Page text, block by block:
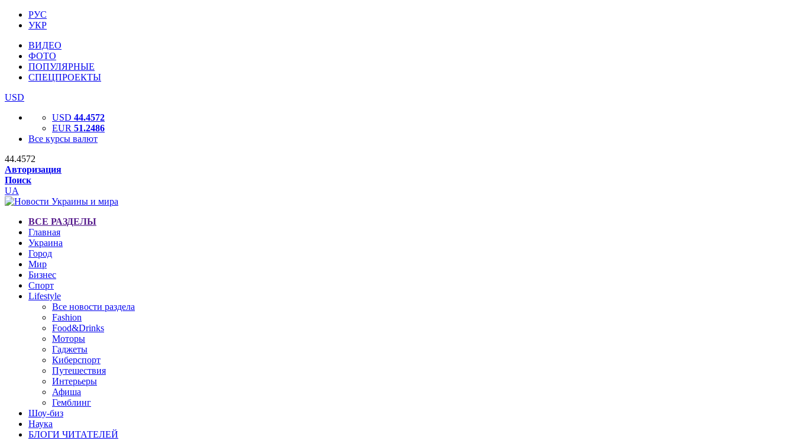
РУС
УКР
ВИДЕО
ФОТО
ПОПУЛЯРНЫЕ
СПЕЦПРОЕКТЫ
USD
USD 44.4572
EUR 51.2486
Все курсы валют
44.4572
Авторизация
Поиск
UA
ВСЕ РАЗДЕЛЫ
Главная
Украина
Город
Мир
Бизнес
Спорт
Lifestyle
Все новости раздела
Fashion
Food&Drinks
Моторы
Гаджеты
Киберспорт
Путешествия
Интерьеры
Афиша
Гемблинг
Шоу-биз
Наука
БЛОГИ ЧИТАТЕЛЕЙ